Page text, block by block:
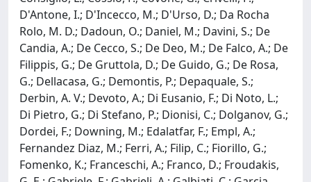
D'Antone, I.; D'Incecco, M.; D'Urso, D.; Da Rocha
Rolo, M. D.; Dadoun, O.; Daniel, M.; Davini, S.; De
Candia, A.; De Cecco, S.; De Deo, M.; De Falco, A.; De
Filippis, G.; De Gruttola, D.; De Guido, G.; De Rosa,
G.; Dellacasa, G.; Demontis, P.; Depaquale, S.;
Derbin, A. V.; Devoto, A.; Di Eusanio, F.; Di Noto, L.;
Di Pietro, G.; Di Stefano, P.; Dionisi, C.; Dolganov, G.;
Dordei, F.; Downing, M.; Edalatfar, F.; Empl, A.;
Fernandez Diaz, M.; Ferri, A.; Filip, C.; Fiorillo, G.;
Fomenko, K.; Franceschi, A.; Franco, D.; Froudakis,